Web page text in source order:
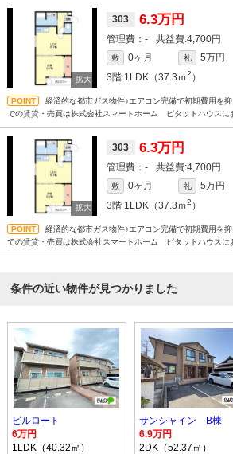
(^^)/☆
303 6.3万円
- 4,700円
敷 0ヶ月 礼
5万円
3階 1LDK（37.3ｍ2 ）
経済的な都市ガス物件♪エアコン完備で初期費用を
での賃貸・売買は株式会社スマートホーム ピタットハウスに
(^^)/☆
303 6.3万円
- 4,700円
敷 0ヶ月 礼
5万円
3階 1LDK（37.3ｍ2 ）
経済的な都市ガス物件♪エアコン完備で初期費用を
での賃貸・売買は株式会社スマートホーム ピタットハウスに
条件の近い物件が見つかりました
ビルロート
6万円
1LDK（40.32㎡）
サンシャイン B棟
6.9万円
2DK（52.37㎡）